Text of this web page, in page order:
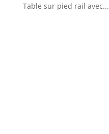
Table sur pied rail avec...